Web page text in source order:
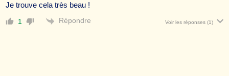
Je trouve cela très beau !
1 Répondre Voir les réponses (1)